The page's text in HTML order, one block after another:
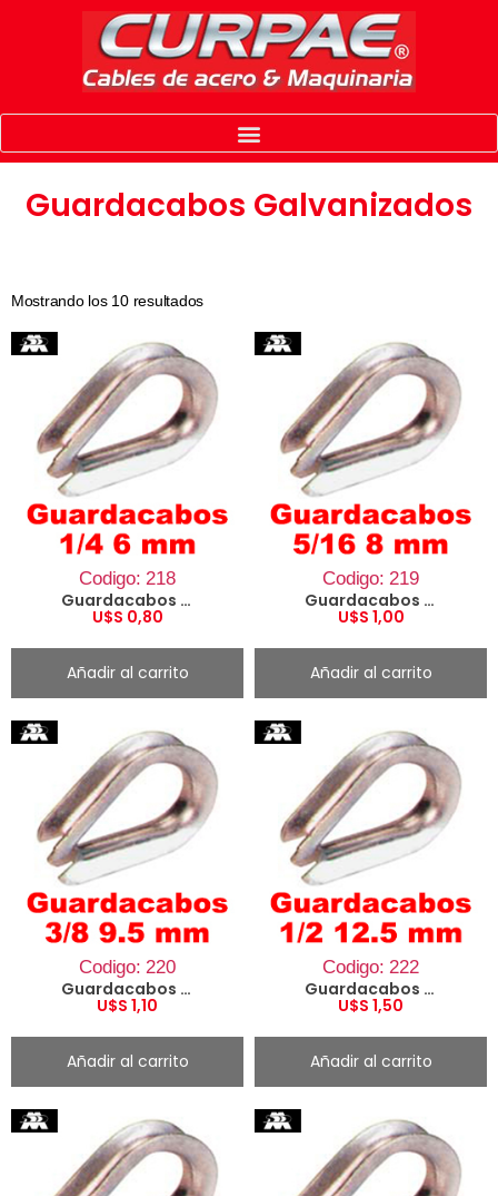
Guardacabos Galvanizados
Mostrando los 10 resultados
Codigo: 218
Guardacabos 1/4 6 mm
U$S 0,80
Añadir al carrito
Codigo: 219
Guardacabos 5/16 8 mm
U$S 1,00
Añadir al carrito
Codigo: 220
Guardacabos 3/8 9.5 mm
U$S 1,10
Añadir al carrito
Codigo: 222
Guardacabos 1/2 12.5 mm
U$S 1,50
Añadir al carrito